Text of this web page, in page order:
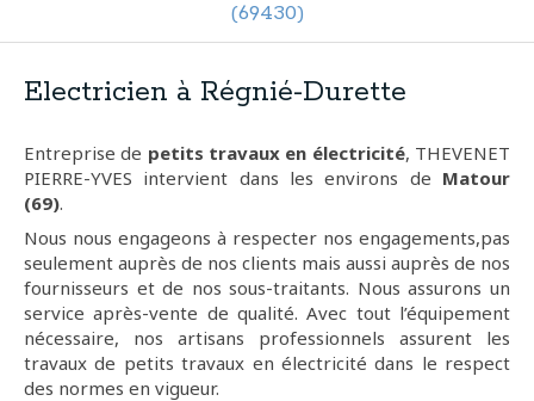
(69430)
Electricien à Régnié-Durette
Entreprise de petits travaux en électricité, THEVENET
PIERRE-YVES intervient dans les environs de Matour
(69).
Nous nous engageons à respecter nos engagements,pas
seulement auprès de nos clients mais aussi auprès de nos
fournisseurs et de nos sous-traitants. Nous assurons un
service après-vente de qualité. Avec tout l’équipement
nécessaire, nos artisans professionnels assurent les
travaux de petits travaux en électricité dans le respect
des normes en vigueur.